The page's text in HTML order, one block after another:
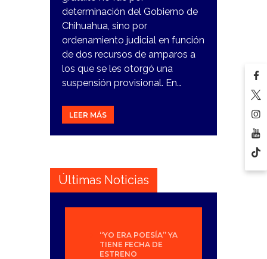
determinación del Gobierno de
Chihuahua, sino por
ordenamiento judicial en función
de dos recursos de amparos a
los que se les otorgó una
suspensión provisional. En…
LEER MÁS
Últimas Noticias
“YO ERA POESÍA” YA
TIENE FECHA DE
ESTRENO